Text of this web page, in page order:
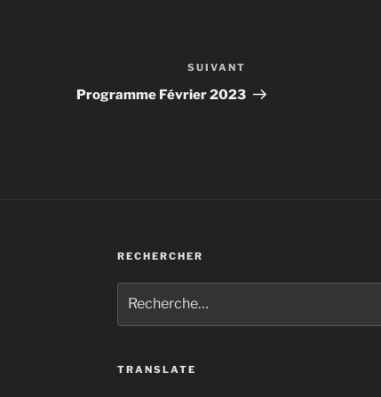
suivant
SUIVANT
Programme Février 2023
RECHERCHER
pour
:
TRANSLATE